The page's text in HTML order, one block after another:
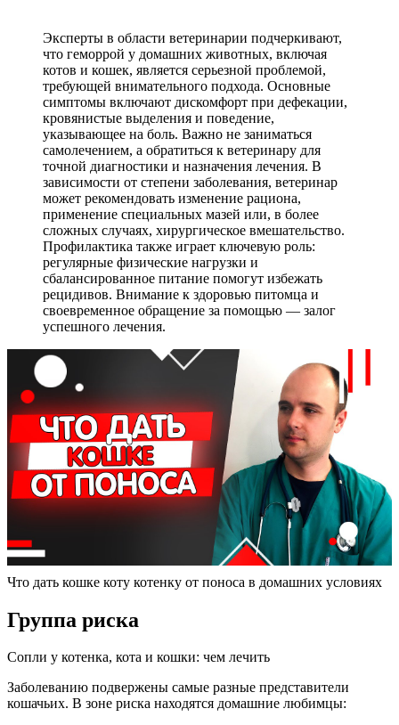
Эксперты в области ветеринарии подчеркивают,
что геморрой у домашних животных, включая
котов и кошек, является серьезной проблемой,
требующей внимательного подхода. Основные
симптомы включают дискомфорт при дефекации,
кровянистые выделения и поведение,
указывающее на боль. Важно не заниматься
самолечением, а обратиться к ветеринару для
точной диагностики и назначения лечения. В
зависимости от степени заболевания, ветеринар
может рекомендовать изменение рациона,
применение специальных мазей или, в более
сложных случаях, хирургическое вмешательство.
Профилактика также играет ключевую роль:
регулярные физические нагрузки и
сбалансированное питание помогут избежать
рецидивов. Внимание к здоровью питомца и
своевременное обращение за помощью — залог
успешного лечения.
Что дать кошке коту котенку от поноса в домашних условиях
Группа риска
Сопли у котенка, кота и кошки: чем лечить
Заболеванию подвержены самые разные представители
кошачьих. В зоне риска находятся домашние любимцы: